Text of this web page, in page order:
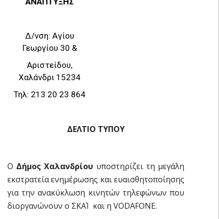
Δ/νση: Αγίου
Γεωργίου 30 &
Αριστείδου,
Χαλάνδρι 15234
Τηλ: 213 20 23 864
ΔΕΛΤΙΟ ΤΥΠΟΥ
Ο Δήμος Χαλανδρίου υποστηρίζει τη μεγάλη
εκστρατεία ενημέρωσης και ευαισθητοποίησης
για την ανακύκλωση κινητών τηλεφώνων που
διοργανώνουν ο ΣΚΑΊ και η VODAFONE.